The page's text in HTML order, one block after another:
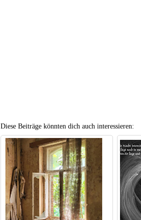
Diese Beiträge könnten dich auch interessieren: